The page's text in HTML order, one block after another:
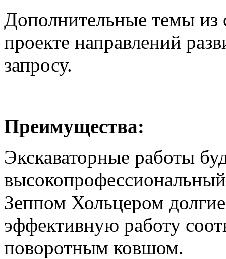
Дополнительные темы
проекте направлений
запросу.
Преимущества:
Экскаваторные работы
Зеппом Хольцером
эффективную работу
поворотным ковшом.